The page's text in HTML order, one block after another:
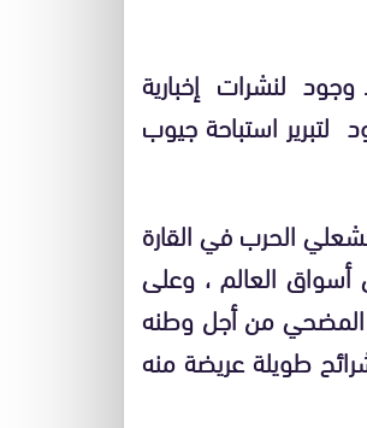
لنشرات إخبارية
لتبرير استباحة جيوب
الحرب في القارة
العالم ، وعلى
المضحي من أجل وطنه
طويلة عريضة منه